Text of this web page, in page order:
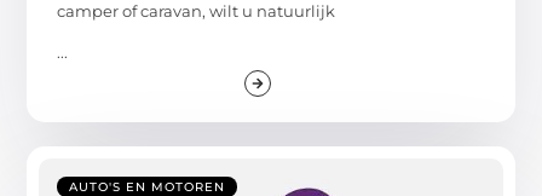
camper of caravan, wilt u natuurlijk
...
AUTO'S EN MOTOREN